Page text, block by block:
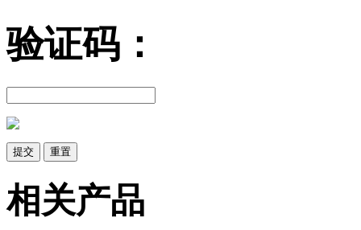
验证码：
提交 重置
相关产品